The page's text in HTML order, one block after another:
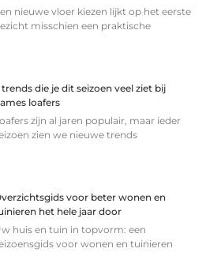
nieuwe vloer kiezen lijkt op het eerste
misschien een praktische
trends die je dit seizoen veel ziet bij
loafers
zijn al jaren populair, maar ieder
zien we nieuwe trends
voor beter wonen en
het hele jaar door
huis en tuin in topvorm: een
voor wonen en tuinieren